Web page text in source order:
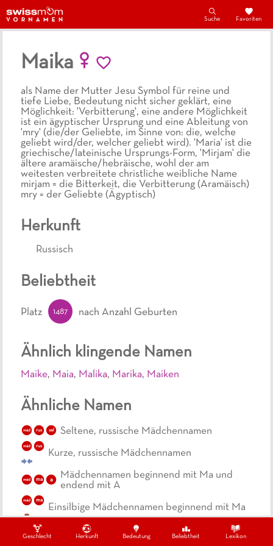
Geschlecht Herkunft Bedeutung Beliebtheit Lexikon
Suche Favoriten
Maika
als Name der Mutter Jesu Symbol für reine und
tiefe Liebe, Bedeutung nicht sicher geklärt, eine
Möglichkeit: 'Verbitterung', eine andere Möglichkeit
ist ein ägyptischer Ursprung und eine Ableitung von
'mry' (die/der Geliebte, im Sinne von: die, welche
geliebt wird/der, welcher geliebt wird). 'Maria' ist die
griechische/lateinische Ursprungs-Form, 'Mirjam' die
ältere aramäische/hebräische, wohl der am
weitesten verbreitete christliche weibliche Name
mirjam = die Bitterkeit, die Verbitterung (Aramäisch)
mry = der Geliebte (Ägyptisch)
Herkunft
Russisch
Ähnlich klingende Namen
Maike, Maia, Malika, Marika, Maiken
Ähnliche Namen
mäd rus sel Seltene, russische Mädchennamen
mäd rus
Kurze, russische Mädchennamen
mäd ma a
Mädchennamen beginnend mit Ma und
endend mit A
mäd ma
Einsilbige Mädchennamen beginnend mit Ma
ma
Kurze Mädchennamen beginnend mit Ma
Beliebtheit
Platz 1487 nach Anzahl Geburten